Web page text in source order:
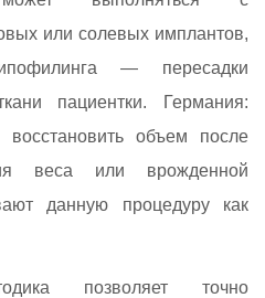
или солевых имплантов,
— пересадки
пациентки. Германия:
восстановить объем после
веса или врожденной
данную процедуру как
позволяет точно